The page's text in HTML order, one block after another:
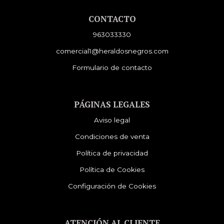
CONTACTO
963033330
comercial1@heraldosnegros.com
Formulario de contacto
PÁGINAS LEGALES
Aviso legal
Condiciones de venta
Política de privacidad
Política de Cookies
Configuración de Cookies